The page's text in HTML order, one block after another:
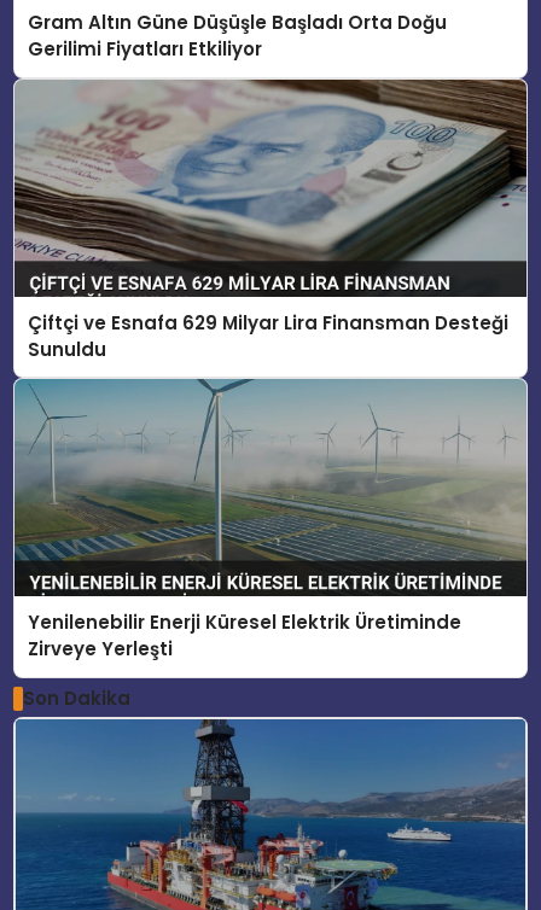
Gram Altın Güne Düşüşle Başladı Orta Doğu
Gerilimi Fiyatları Etkiliyor
Çiftçi ve Esnafa 629 Milyar Lira Finansman Desteği
Sunuldu
Yenilenebilir Enerji Küresel Elektrik Üretiminde
Zirveye Yerleşti
Son Dakika